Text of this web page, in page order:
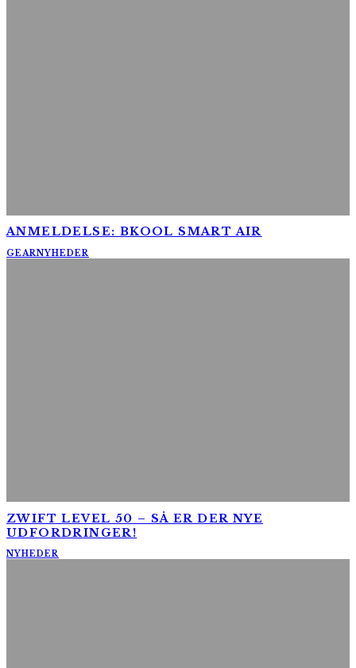
ANMELDELSE: BKOOL SMART AIR
GEARNYHEDER
ZWIFT LEVEL 50 – SÅ ER DER NYE
UDFORDRINGER!
NYHEDER